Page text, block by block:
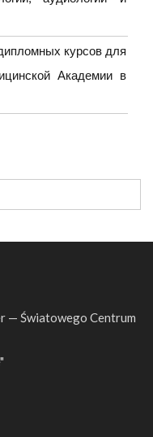
курсов для
Академии в
— Światowego Centrum